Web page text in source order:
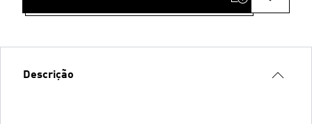
Descrição